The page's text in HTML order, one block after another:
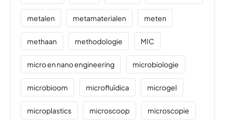
metalen metamaterialen meten
methaan methodologie MIC
micro en nano engineering microbiologie
microbioom microfluïdica microgel
microplastics microscoop microscopie